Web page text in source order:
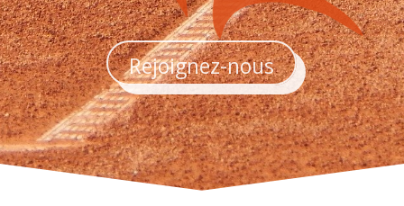
Rejoignez-nous